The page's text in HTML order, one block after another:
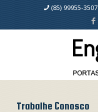
(85) 99955-3507
Trabalhe Conosco